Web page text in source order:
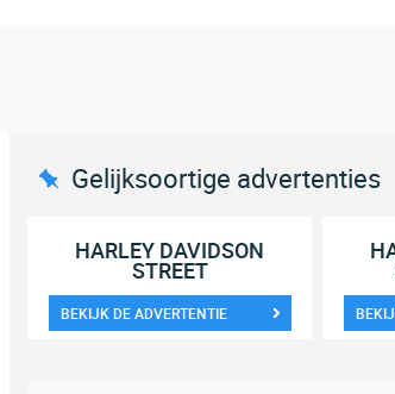
Gelijksoortige advertenties
HARLEY DAVIDSON
STREET
BEKIJK DE ADVERTENTIE